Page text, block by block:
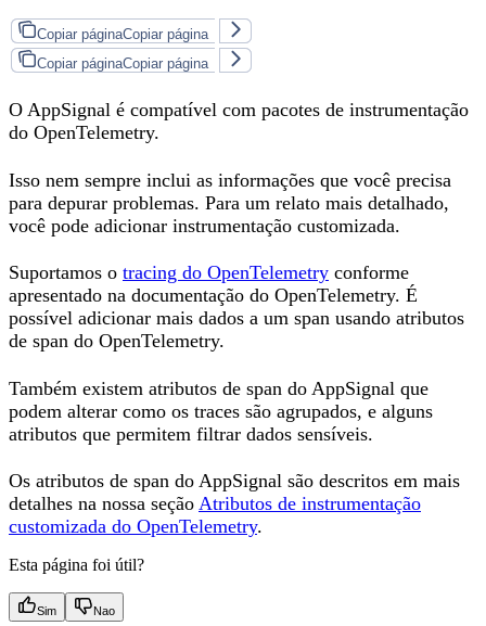
Copiar páginaCopiar página
Copiar páginaCopiar página
O AppSignal é compatível com pacotes de instrumentação
do OpenTelemetry.
Isso nem sempre inclui as informações que você precisa
para depurar problemas. Para um relato mais detalhado,
você pode adicionar instrumentação customizada.
Suportamos o tracing do OpenTelemetry conforme
apresentado na documentação do OpenTelemetry. É
possível adicionar mais dados a um span usando atributos
de span do OpenTelemetry.
Também existem atributos de span do AppSignal que
podem alterar como os traces são agrupados, e alguns
atributos que permitem filtrar dados sensíveis.
Os atributos de span do AppSignal são descritos em mais
detalhes na nossa seção Atributos de instrumentação
customizada do OpenTelemetry.
Esta página foi útil?
Sim Nao